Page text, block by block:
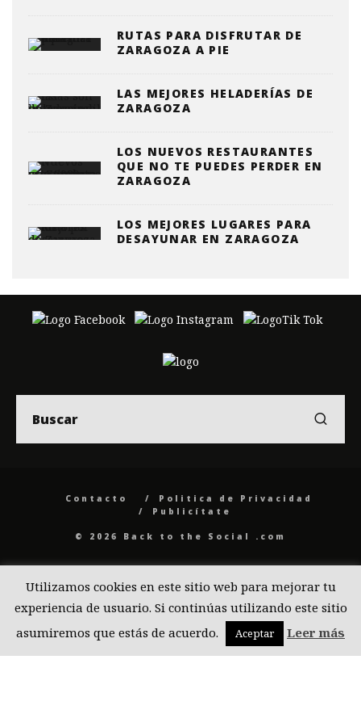
RUTAS PARA DISFRUTAR DE
ZARAGOZA A PIE
LAS MEJORES HELADERÍAS DE
ZARAGOZA
LOS NUEVOS RESTAURANTES
QUE NO TE PUEDES PERDER EN
ZARAGOZA
LOS MEJORES LUGARES PARA
DESAYUNAR EN ZARAGOZA
Contacto
Politica de Privacidad
Publicítate
© 2026 Back to the Social .com
Utilizamos cookies en este sitio web para mejorar tu
experiencia de usuario. Si continúas utilizando este sitio
asumiremos que estás de acuerdo.
Aceptar Leer más